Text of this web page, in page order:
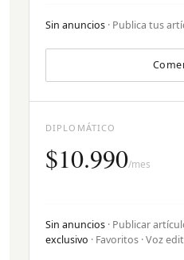
Sin anuncios · Publica tus
DIPLOMÁTICO
$10.990/mes
Sin anuncios · Publicar
exclusivo · Favoritos · Voz